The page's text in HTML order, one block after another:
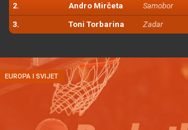
2. Andro Mirčeta Samobor
3. Toni Torbarina Zadar
EUROPA I SVIJET